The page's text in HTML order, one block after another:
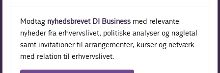
Modtag nyhedsbrevet DI Business med relevante
nyheder fra erhvervslivet, politiske analyser og nøgletal
samt invitationer til arrangementer, kurser og netværk
med relation til erhvervslivet.